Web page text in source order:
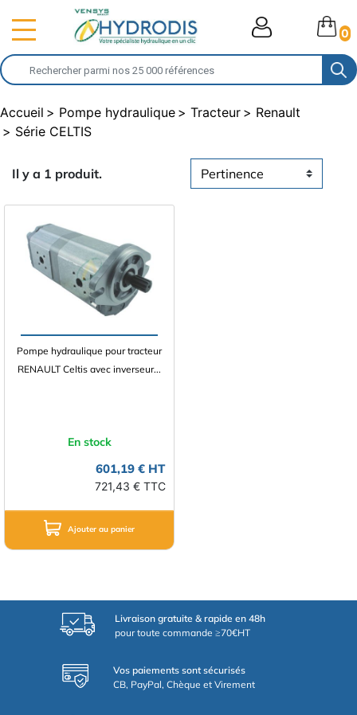
0
Accueil Pompe hydraulique Tracteur
Renault
Série CELTIS
Il y a 1 produit.
Pompe hydraulique pour tracteur
RENAULT Celtis avec inverseur...
En stock
601,19 € HT
721,43 € TTC
Ajouter au panier
Livraison gratuite & rapide en 48h
pour toute commande ≥70€HT
Vos paiements sont sécurisés
CB, PayPal, Chèque et Virement